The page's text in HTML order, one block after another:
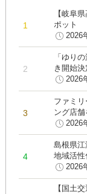
【岐阜
ポット
2026
「ゆり
き開始
2026
ファミ
ング店
2026
島根県
地域活性
2026
【国土